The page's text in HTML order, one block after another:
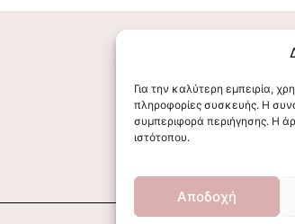
Για την καλύτερη εμπειρία,
πληροφορίες συσκευής. Η
συμπεριφορά περιήγησης. Η
ιστότοπου.
Αποδοχή